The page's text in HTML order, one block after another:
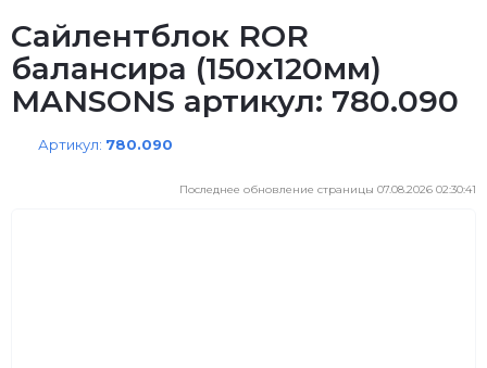
Сайлентблок ROR
балансира (150х120мм)
MANSONS артикул: 780.090
Артикул: 780.090
Последнее обновление страницы 07.08.2026 02:30:41